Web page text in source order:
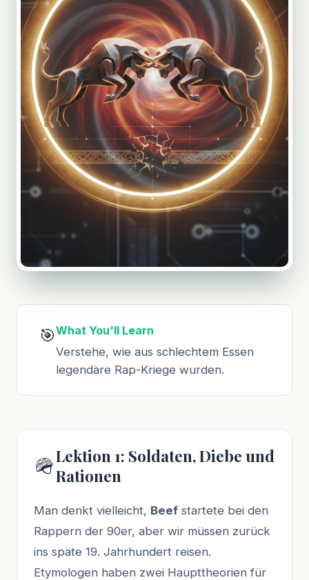
🎯What You'll Learn
Verstehe, wie aus schlechtem Essen
legendäre Rap-Kriege wurden.
🪖Lektion 1: Soldaten, Diebe und
Rationen
Man denkt vielleicht, Beef startete bei den
Rappern der 90er, aber wir müssen zurück
ins späte 19. Jahrhundert reisen.
Etymologen haben zwei Haupttheorien für